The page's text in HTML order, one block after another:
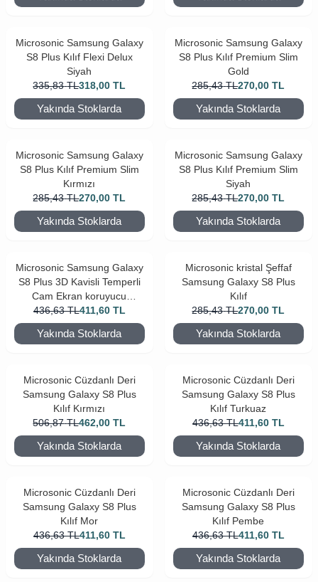
Microsonic Samsung Galaxy
S8 Plus Kılıf Flexi Delux
Siyah
335,83 TL318,00 TL
Yakında Stoklarda
Microsonic Samsung Galaxy
S8 Plus Kılıf Premium Slim
Gold
285,43 TL270,00 TL
Yakında Stoklarda
Microsonic Samsung Galaxy
S8 Plus Kılıf Premium Slim
Kırmızı
285,43 TL270,00 TL
Yakında Stoklarda
Microsonic Samsung Galaxy
S8 Plus Kılıf Premium Slim
Siyah
285,43 TL270,00 TL
Yakında Stoklarda
Microsonic Samsung Galaxy
S8 Plus 3D Kavisli Temperli
Cam Ekran koruyucu
Kırılmaz Film Beyaz
436,63 TL411,60 TL
Yakında Stoklarda
Microsonic kristal Şeffaf
Samsung Galaxy S8 Plus
Kılıf
285,43 TL270,00 TL
Yakında Stoklarda
Microsonic Cüzdanlı Deri
Samsung Galaxy S8 Plus
Kılıf Kırmızı
506,87 TL462,00 TL
Yakında Stoklarda
Microsonic Cüzdanlı Deri
Samsung Galaxy S8 Plus
Kılıf Turkuaz
436,63 TL411,60 TL
Yakında Stoklarda
Microsonic Cüzdanlı Deri
Samsung Galaxy S8 Plus
Kılıf Mor
436,63 TL411,60 TL
Yakında Stoklarda
Microsonic Cüzdanlı Deri
Samsung Galaxy S8 Plus
Kılıf Pembe
436,63 TL411,60 TL
Yakında Stoklarda